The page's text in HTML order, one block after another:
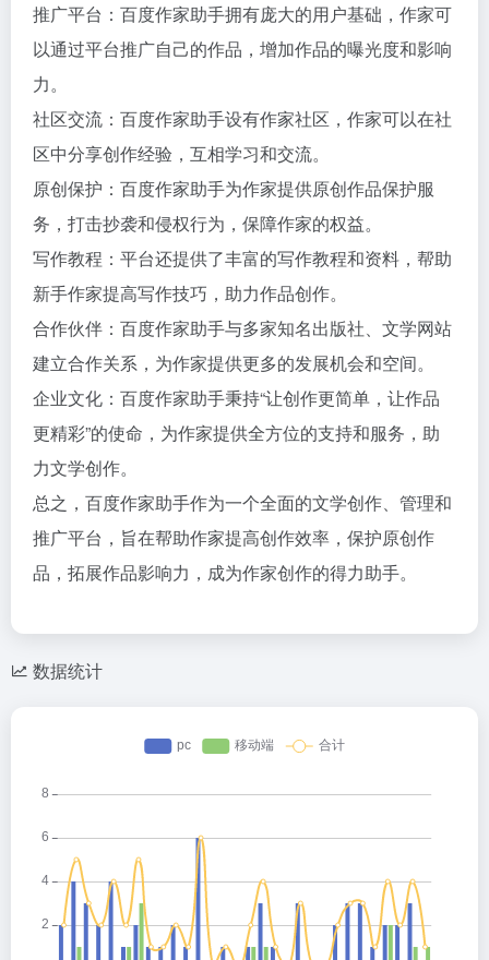
推广平台：百度作家助手拥有庞大的用户基础，作家可
以通过平台推广自己的作品，增加作品的曝光度和影响
力。
社区交流：百度作家助手设有作家社区，作家可以在社
区中分享创作经验，互相学习和交流。
原创保护：百度作家助手为作家提供原创作品保护服
务，打击抄袭和侵权行为，保障作家的权益。
写作教程：平台还提供了丰富的写作教程和资料，帮助
新手作家提高写作技巧，助力作品创作。
合作伙伴：百度作家助手与多家知名出版社、文学网站
建立合作关系，为作家提供更多的发展机会和空间。
企业文化：百度作家助手秉持“让创作更简单，让作品
更精彩”的使命，为作家提供全方位的支持和服务，助
力文学创作。
总之，百度作家助手作为一个全面的文学创作、管理和
推广平台，旨在帮助作家提高创作效率，保护原创作
品，拓展作品影响力，成为作家创作的得力助手。
数据统计